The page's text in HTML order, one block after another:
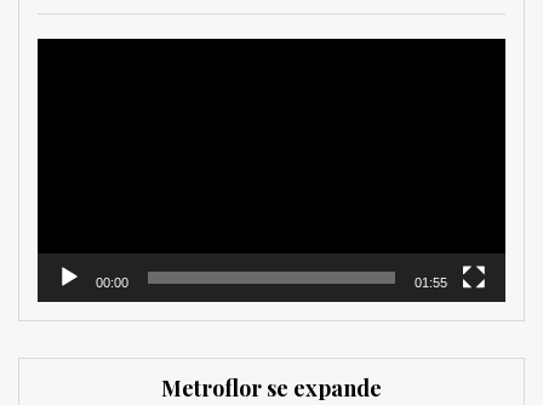
00:00 01:55
Metroflor se expande